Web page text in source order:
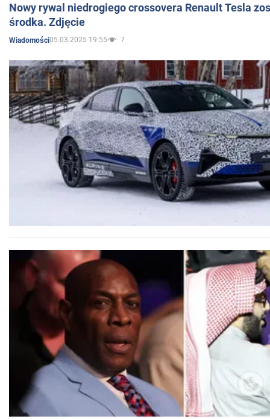
Nowy rywal niedrogiego crossovera Renault Tesla
środka. Zdjęcie
Wiadomości05.03.2025 19:55 7